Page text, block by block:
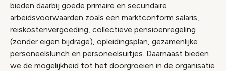
bieden daarbij goede primaire en secundaire
arbeidsvoorwaarden zoals een marktconform salaris,
reiskostenvergoeding, collectieve pensioenregeling
(zonder eigen bijdrage), opleidingsplan, gezamenlijke
personeelslunch en personeelsuitjes. Daarnaast bieden
we de mogelijkheid tot het doorgroeien in de organisatie